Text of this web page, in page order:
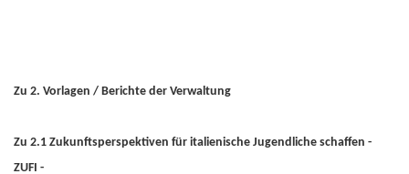
Zu 2. Vorlagen / Berichte der Verwaltung
Zu 2.1 Zukunftsperspektiven für italienische Jugendliche schaffen -
ZUFI -